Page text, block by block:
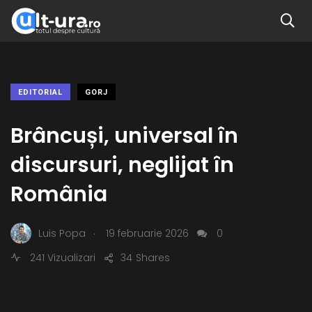
EDITORIAL GORJ
Brâncuși, universal în
discursuri, neglijat în
România
Luis Popa . 19 februarie 2026
0
241 Vizualizari
Shares
34